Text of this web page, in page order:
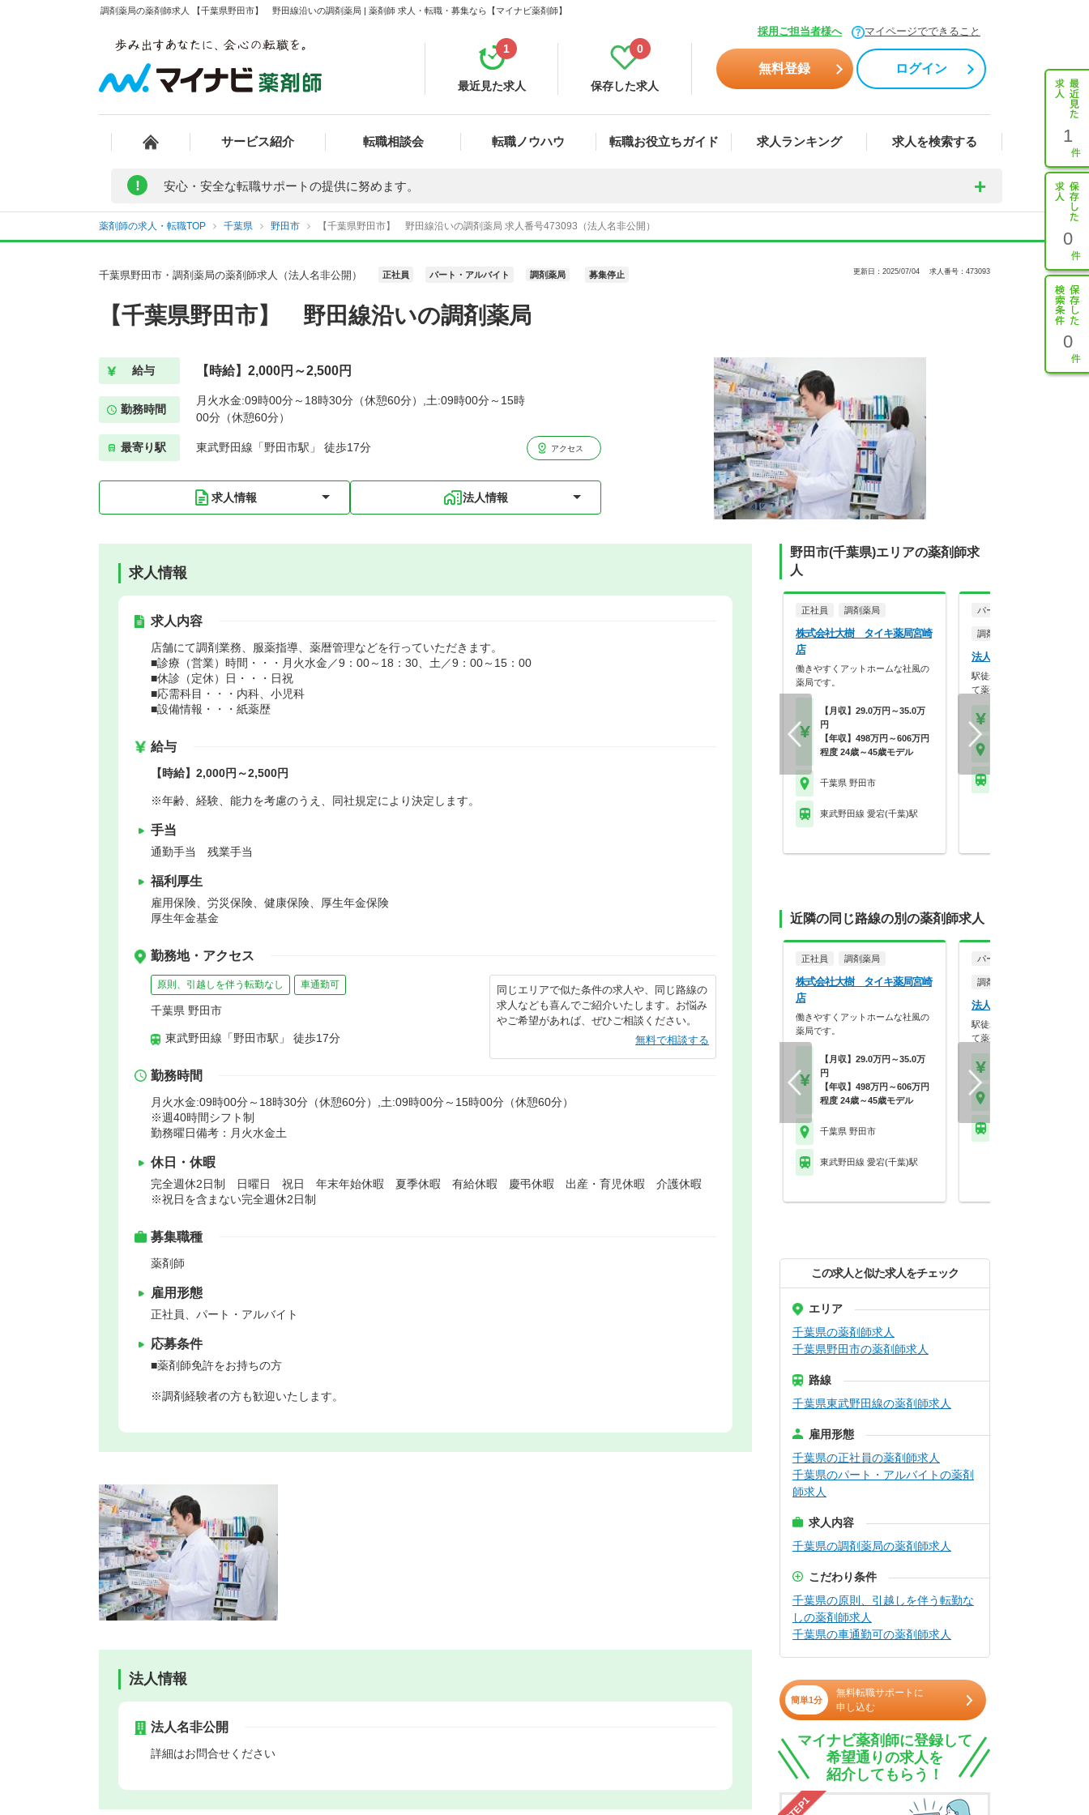
調剤薬局の薬剤師求人 【千葉県野田市】 野田線沿いの調剤薬局 | 薬剤師 求人・転職・募集なら【マイナビ薬剤師】
採用ご担当者様へ マイページでできること
最近見た求人
1
保存した求人
0
無料登録 ログイン
サービス紹介 転職相談会 転職ノウハウ 転職お役立ちガイド 求人ランキング 求人を検索する 1
0
0
! 安心・安全な転職サポートの提供に努めます。
薬剤師の求人・転職TOP 千葉県 野田市 【千葉県野田市】 野田線沿いの調剤薬局 求人番号473093（法人名非公開）
千葉県野田市・調剤薬局の薬剤師求人（法人名非公開） 正社員 パート・アルバイト 調剤薬局 募集停止 更新日：2025/07/04 求人番号：473093
【千葉県野田市】 野田線沿いの調剤薬局
給与 【時給】2,000円～2,500円
勤務時間
月火水金:09時00分～18時30分（休憩60分）,土:09時00分～15時
00分（休憩60分）
最寄り駅 東武野田線「野田市駅」 徒歩17分 アクセス
求人情報 法人情報
求人情報
求人内容
店舗にて調剤業務、服薬指導、薬暦管理などを行っていただきます。
■診療（営業）時間・・・月火水金／9：00～18：30、土／9：00～15：00
■休診（定休）日・・・日祝
■応需科目・・・内科、小児科
■設備情報・・・紙薬歴
給与
【時給】2,000円～2,500円
※年齢、経験、能力を考慮のうえ、同社規定により決定します。
手当
通勤手当 残業手当
福利厚生
雇用保険、労災保険、健康保険、厚生年金保険
厚生年金基金
勤務地・アクセス
原則、引越しを伴う転勤なし 車通勤可
千葉県 野田市
東武野田線「野田市駅」 徒歩17分
同じエリアで似た条件の求人や、同じ路線の
求人なども喜んでご紹介いたします。お悩み
やご希望があれば、ぜひご相談ください。
無料で相談する
勤務時間
月火水金:09時00分～18時30分（休憩60分）,土:09時00分～15時00分（休憩60分）
※週40時間シフト制
勤務曜日備考：月火水金土
休日・休暇
完全週休2日制 日曜日 祝日 年末年始休暇 夏季休暇 有給休暇 慶弔休暇 出産・育児休暇 介護休暇
※祝日を含まない完全週休2日制
募集職種
薬剤師
雇用形態
正社員、パート・アルバイト
応募条件
■薬剤師免許をお持ちの方
※調剤経験者の方も歓迎いたします。
法人情報
法人名非公開
詳細はお問合せください
野田市(千葉県)エリアの薬剤師求
人
正社員 調剤薬局
株式会社大樹 タイキ薬局宮崎
店
働きやすくアットホームな社風の
薬局です。
【月収】29.0万円～35.0万
円
【年収】498万円～606万円
程度 24歳～45歳モデル
千葉県 野田市
東武野田線 愛宕(千葉)駅
パート・アルバイト
調剤薬局
法人名非公開
駅徒歩1分の医療ビル内の薬
て薬剤師募集！
近隣の同じ路線の別の薬剤師求人
正社員 調剤薬局
株式会社大樹 タイキ薬局宮崎
店
働きやすくアットホームな社風の
薬局です。
【月収】29.0万円～35.0万
円
【年収】498万円～606万円
程度 24歳～45歳モデル
千葉県 野田市
東武野田線 愛宕(千葉)駅
パート・アルバイト
調剤薬局
法人名非公開
駅徒歩1分の医療ビル内の薬
て薬剤師募集！
この求人と似た求人をチェック
エリア
千葉県の薬剤師求人
千葉県野田市の薬剤師求人
路線
千葉県東武野田線の薬剤師求人
雇用形態
千葉県の正社員の薬剤師求人
千葉県のパート・アルバイトの薬剤
師求人
求人内容
千葉県の調剤薬局の薬剤師求人
こだわり条件
千葉県の原則、引越しを伴う転勤な
しの薬剤師求人
千葉県の車通勤可の薬剤師求人
簡単1分
無料転職サポートに
申し込む
マイナビ薬剤師に登録して
希望通りの求人を
紹介してもらう！